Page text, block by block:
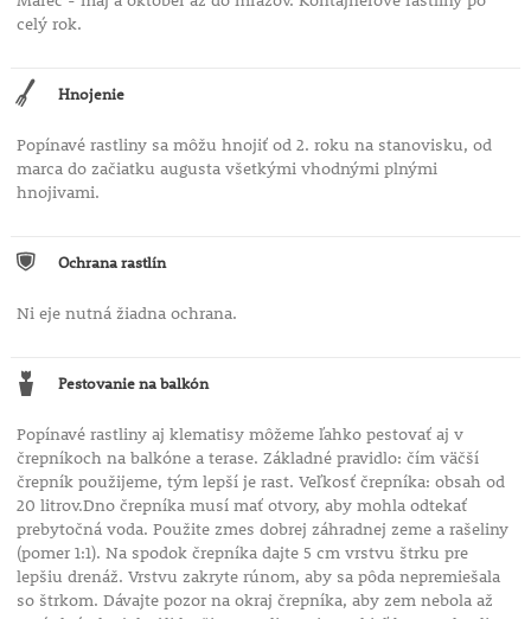
celý rok.
Hnojenie
Popínavé rastliny sa môžu hnojiť od 2. roku na stanovisku, od
marca do začiatku augusta všetkými vhodnými plnými
hnojivami.
Ochrana rastlín
Ni eje nutná žiadna ochrana.
Pestovanie na balkón
Popínavé rastliny aj klematisy môžeme ľahko pestovať aj v
črepníkoch na balkóne a terase. Základné pravidlo: čím väčší
črepník použijeme, tým lepší je rast. Veľkosť črepníka: obsah od
20 litrov.Dno črepníka musí mať otvory, aby mohla odtekať
prebytočná voda. Použite zmes dobrej záhradnej zeme a rašeliny
(pomer 1:1). Na spodok črepníka dajte 5 cm vrstvu štrku pre
lepšiu drenáž. Vrstvu zakryte rúnom, aby sa pôda nepremiešala
so štrkom. Dávajte pozor na okraj črepníka, aby zem nebola až